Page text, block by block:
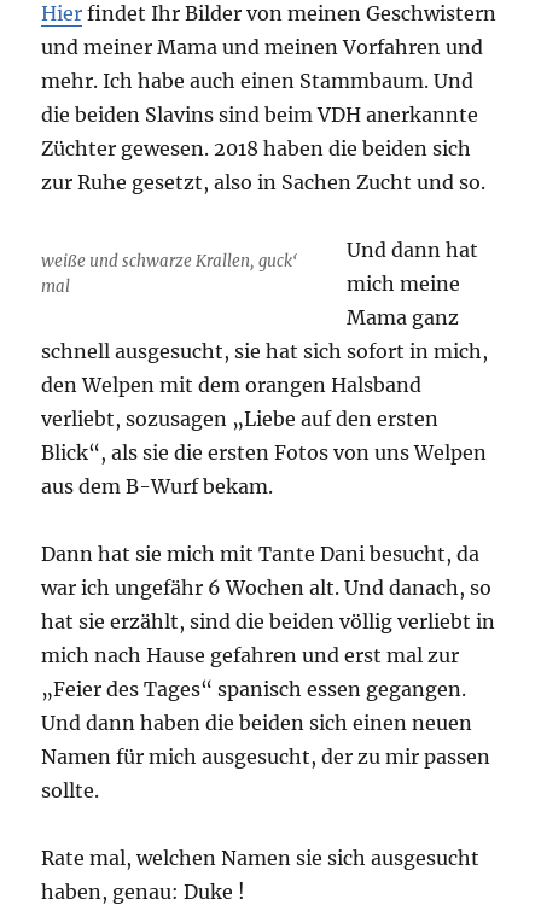
Hier findet Ihr Bilder von meinen Geschwistern
und meiner Mama und meinen Vorfahren und
mehr. Ich habe auch einen Stammbaum. Und
die beiden Slavins sind beim VDH anerkannte
Züchter gewesen. 2018 haben die beiden sich
zur Ruhe gesetzt, also in Sachen Zucht und so.
weiße und schwarze Krallen, guck‘
mal
Und dann hat
mich meine
Mama ganz
schnell ausgesucht, sie hat sich sofort in mich,
den Welpen mit dem orangen Halsband
verliebt, sozusagen „Liebe auf den ersten
Blick“, als sie die ersten Fotos von uns Welpen
aus dem B-Wurf bekam.
Dann hat sie mich mit Tante Dani besucht, da
war ich ungefähr 6 Wochen alt. Und danach, so
hat sie erzählt, sind die beiden völlig verliebt in
mich nach Hause gefahren und erst mal zur
„Feier des Tages“ spanisch essen gegangen.
Und dann haben die beiden sich einen neuen
Namen für mich ausgesucht, der zu mir passen
sollte.
Rate mal, welchen Namen sie sich ausgesucht
haben, genau: Duke !